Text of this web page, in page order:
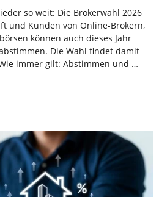
so weit: Die Brokerwahl 2026
und Kunden von Online-Brokern,
können auch dieses Jahr
Die Wahl findet damit
immer gilt: Abstimmen und …